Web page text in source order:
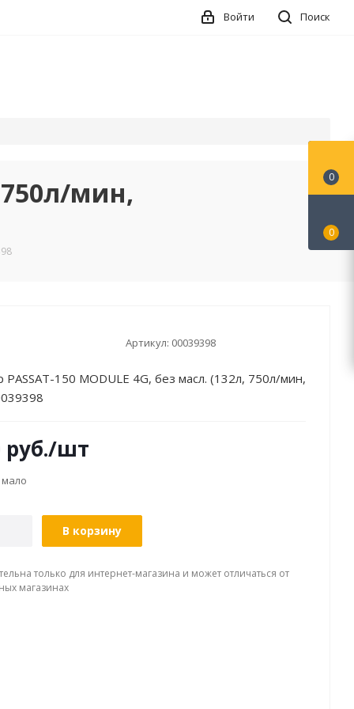
Поиск
Войти
750л/мин,
Артикул: 00039398
PASSAT-150 MODULE 4G, без масл. (132л, 750л/мин,
руб./шт
В корзину
только для интернет-магазина и может отличаться от
магазинах
0
0